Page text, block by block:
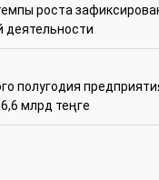
роста
деятельности
полугодия
млрд теңге